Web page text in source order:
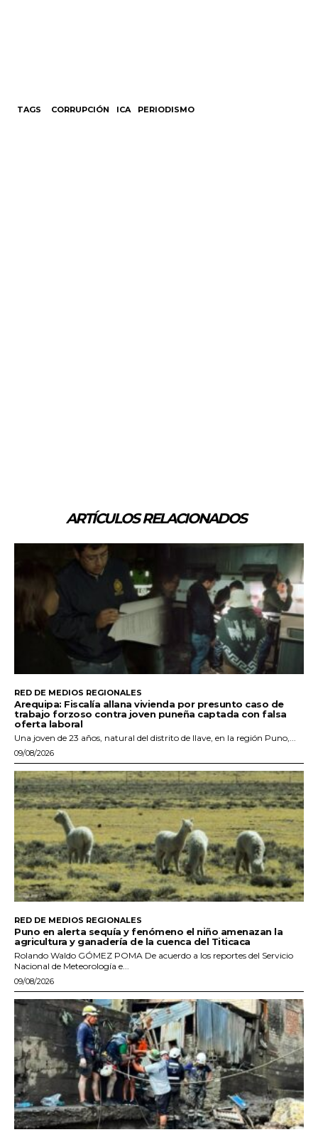
TAGS CORRUPCIÓN ICA PERIODISMO
ARTÍCULOS RELACIONADOS
RED DE MEDIOS REGIONALES
Arequipa: Fiscalía allana vivienda por presunto caso de
trabajo forzoso contra joven puneña captada con falsa
oferta laboral
Una joven de 23 años, natural del distrito de Ilave, en la región Puno,...
09/08/2026
RED DE MEDIOS REGIONALES
Puno en alerta sequía y fenómeno el niño amenazan la
agricultura y ganadería de la cuenca del Titicaca
Rolando Waldo GÓMEZ POMA De acuerdo a los reportes del Servicio
Nacional de Meteorología e...
09/08/2026